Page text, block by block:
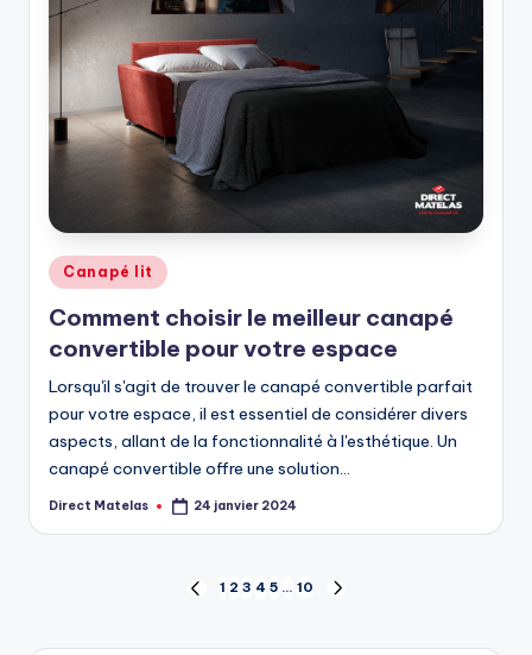
Canapé lit
Comment choisir le meilleur canapé
convertible pour votre espace
Lorsqu'il s'agit de trouver le canapé convertible parfait
pour votre espace, il est essentiel de considérer divers
aspects, allant de la fonctionnalité à l'esthétique. Un
canapé convertible offre une solution…
Direct Matelas 24 janvier 2024
1 2 3 4 5 … 10